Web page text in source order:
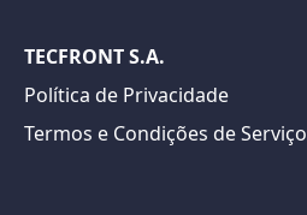
TECFRONT S.A.
Política de Privacidade
Termos e Condições de Serviço